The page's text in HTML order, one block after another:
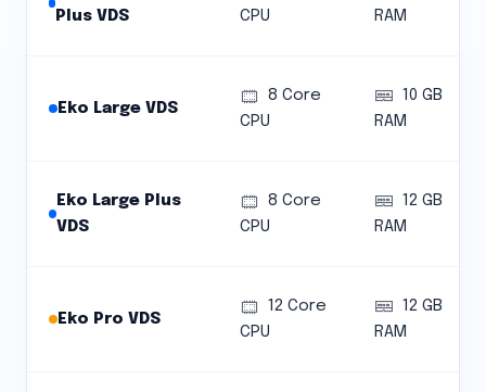
Plus VDS
CPU
RAM
Eko Large VDS
8 Core
CPU
10 GB
RAM
Eko Large Plus
VDS
8 Core
CPU
12 GB
RAM
Eko Pro VDS
12 Core
CPU
12 GB
RAM